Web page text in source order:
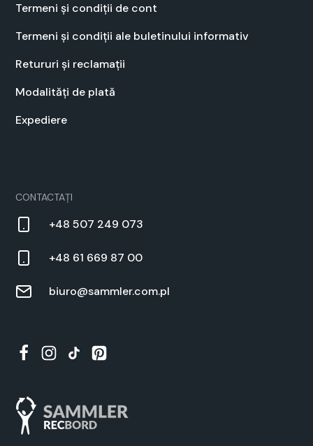
Ter­meni și condiții de cont
Ter­meni și condiții ale bulet­inu­lui infor­ma­tiv
Retu­ruri și recla­mații
Modal­ități de plată
Expe­diere
CON­TAC­TAȚI
+48 507 249 073
+48 61 669 87 00
biuro@sammler.com.pl